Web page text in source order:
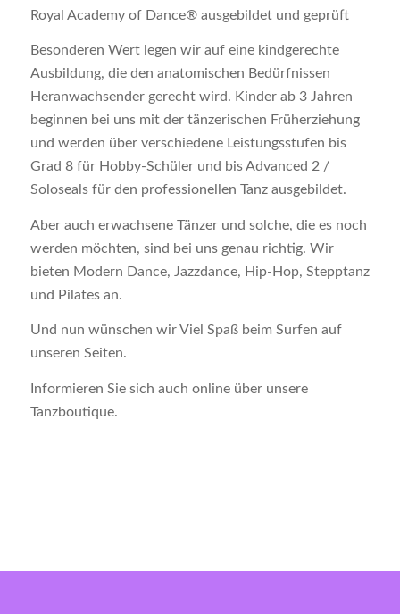
Royal Academy of Dance® ausgebildet und geprüft
Besonderen Wert legen wir auf eine kindgerechte
Ausbildung, die den anatomischen Bedürfnissen
Heranwachsender gerecht wird. Kinder ab 3 Jahren
beginnen bei uns mit der tänzerischen Früherziehung
und werden über verschiedene Leistungsstufen bis
Grad 8 für Hobby-Schüler und bis Advanced 2 /
Soloseals für den professionellen Tanz ausgebildet.
Aber auch erwachsene Tänzer und solche, die es noch
werden möchten, sind bei uns genau richtig. Wir
bieten Modern Dance, Jazzdance, Hip-Hop, Stepptanz
und Pilates an.
Und nun wünschen wir Viel Spaß beim Surfen auf
unseren Seiten.
Informieren Sie sich auch online über unsere
Tanzboutique.